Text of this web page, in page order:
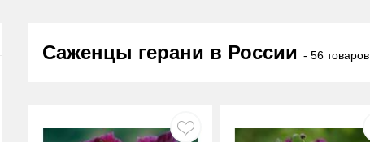
Саженцы герани в России - 56 товаров